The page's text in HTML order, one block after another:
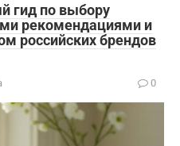
гид по выбору
рекомендациями и
российских брендов
0